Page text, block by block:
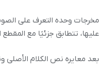
مخرجات وحده التعرف على
علیها، تتطابق جزئیًا مع
بعد معایره نص الکلام